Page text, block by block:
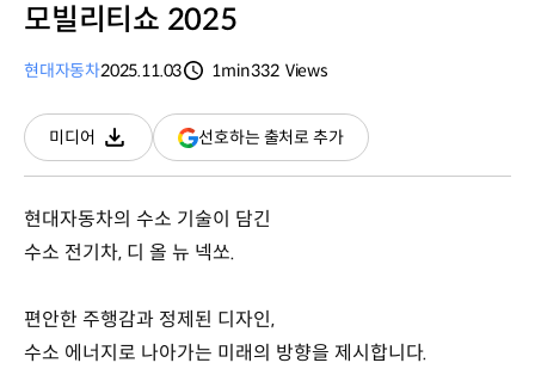
모빌리티쇼 2025
현대자동차2025.11.03
1min332 Views
미디어
다운로드
선호하는 출처로 추가(새
창
현대자동차의 수소 기술이 담긴
수소 전기차, 디 올 뉴 넥쏘.
편안한 주행감과 정제된 디자인,
수소 에너지로 나아가는 미래의 방향을 제시합니다.